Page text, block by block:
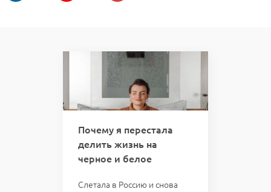
Почему я перестала
делить жизнь на
черное и белое
Слетала в Россию и снова